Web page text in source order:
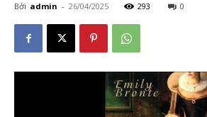
Bởi admin - 26/04/2025 293 0